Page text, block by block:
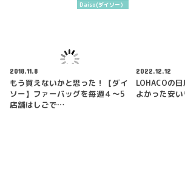
Daiso(ダイソー）
2018.11.8
もう買えないかと思った！【ダイ
ソー】ファーバッグを毎週４～5
店舗はしごで…
2022.12.12
LOHACOの
よかった安